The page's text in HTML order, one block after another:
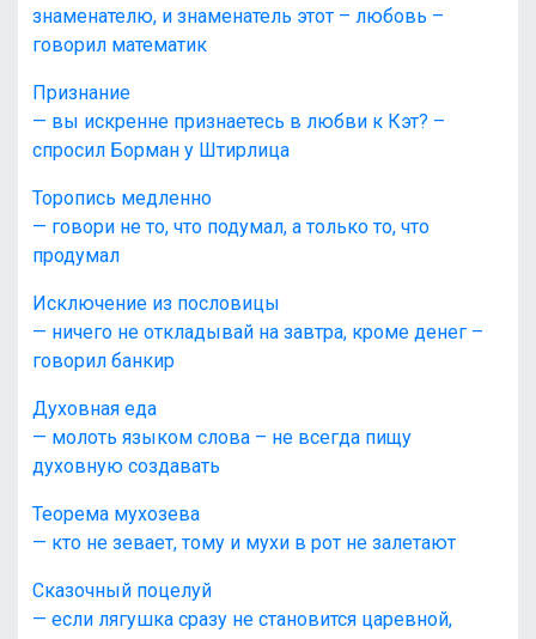
знаменателю, и знаменатель этот – любовь –
говорил математик
Признание
— вы искренне признаетесь в любви к Кэт? –
спросил Борман у Штирлица
Торопись медленно
— говори не то, что подумал, а только то, что
продумал
Исключение из пословицы
— ничего не откладывай на завтра, кроме денег –
говорил банкир
Духовная еда
— молоть языком слова – не всегда пищу
духовную создавать
Теорема мухозева
— кто не зевает, тому и мухи в рот не залетают
Сказочный поцелуй
— если лягушка сразу не становится царевной,